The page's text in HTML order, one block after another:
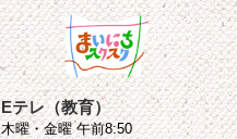
Eテレ（教育）
木曜・金曜 午前8:50